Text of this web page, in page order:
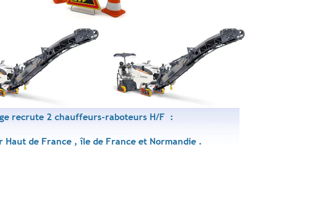
recrute 2 chauffeurs-raboteurs H/F :
Haut de France , île de France et Normandie .